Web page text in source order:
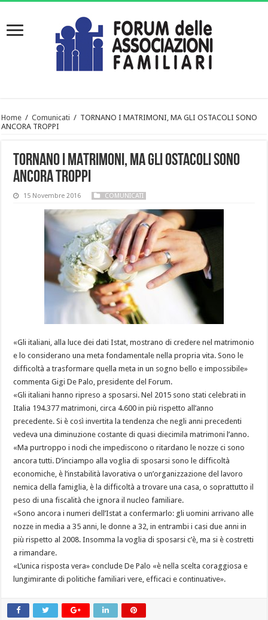
Home / Comunicati / TORNANO I MATRIMONI, MA GLI OSTACOLI SONO
ANCORA TROPPI
TORNANO I MATRIMONI, MA GLI OSTACOLI SONO
ANCORA TROPPI
15 Novembre 2016 COMUNICATI
«Gli italiani, alla luce dei dati Istat, mostrano di credere nel matrimonio
e lo considerano una meta fondamentale nella propria vita. Sono le
difficoltà a trasformare quella meta in un sogno bello e impossibile»
commenta Gigi De Palo, presidente del Forum.
«Gli italiani hanno ripreso a sposarsi. Nel 2015 sono stati celebrati in
Italia 194.377 matrimoni, circa 4.600 in più rispetto all’anno
precedente. Si è così invertita la tendenza che negli anni precedenti
vedeva una diminuzione costante di quasi diecimila matrimoni l’anno.
«Ma purtroppo i nodi che impediscono o ritardano le nozze ci sono
ancora tutti. D’inciampo alla voglia di sposarsi sono le difficoltà
economiche, è l’instabilità lavorativa o un’organizzazione del lavoro
nemica della famiglia, è la difficoltà a trovare una casa, o soprattutto il
peso di una fiscalità che ignora il nucleo familiare.
«Sono ancora i numeri dell’Istat a confermarlo: gli uomini arrivano alle
nozze in media a 35 anni, le donne a 32, in entrambi i casi due anni in
più rispetto al 2008. Insomma la voglia di sposarsi c’è, ma si è costretti
a rimandare.
«L’unica risposta vera» conclude De Palo «è nella scelta coraggiosa e
lungimirante di politiche familiari vere, efficaci e continuative».